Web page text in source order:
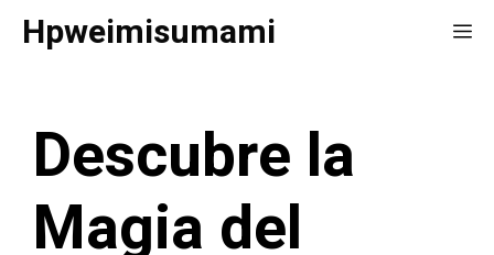
SaltarHpweimisumami
Descubre la
Magia del